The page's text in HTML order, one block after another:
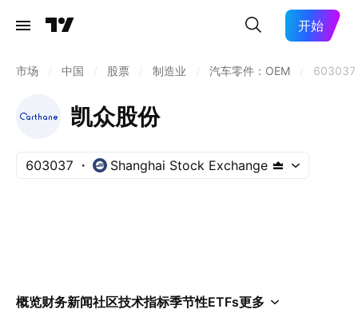
开始
市场 中国 股票 制造业 汽车零件：OEM 603037
凯众股份
603037 Shanghai Stock Exchange
概览财务新闻社区技术指标季节性ETFs更多